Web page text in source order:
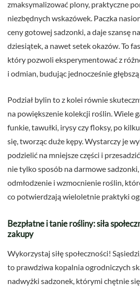
zmaksymalizować plony, praktyczne
niezbędnych wskazówek. Paczka
ceny gotowej sadzonki, a daje szansę
dziesiątek, a nawet setek okazów. To
który pozwoli eksperymentować z
i odmian, budując jednocześnie
Podział bylin to z kolei równie
na powiększenie kolekcji roślin. Wiele
funkie, tawułki, irysy czy floksy, po
się, tworząc duże kępy. Wystarczy je
podzielić na mniejsze części i
nie tylko sposób na darmowe
odmłodzenie i wzmocnienie roślin,
co potwierdzają wieloletnie praktyki
Bezpłatne i tanie rośliny: siła
zakupy
Wykorzystaj siłę społeczności!
to prawdziwa kopalnia ogrodniczych
nadwyżki sadzonek, którymi chętnie